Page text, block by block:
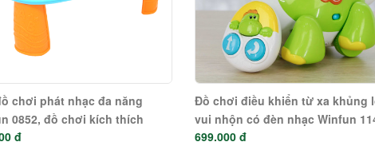
chơi phát nhạc đa năng
0852, đồ chơi kích thích
giác quan và rèn luyện
đ
Đồ chơi điều khiển từ xa khủng
vui nhộn có đèn nhạc Winfun
NL
699.000 đ